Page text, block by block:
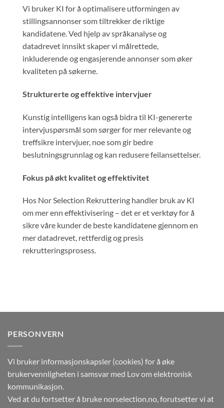
Vi bruker KI for å optimalisere utformingen av
stillingsannonser som tiltrekker de riktige
kandidatene. Ved hjelp av språkanalyse og
datadrevet innsikt skaper vi målrettede,
inkluderende og engasjerende annonser som øker
kvaliteten på søkerne.
Strukturerte og effektive intervjuer
Kunstig intelligens kan også bidra til KI-genererte
intervjuspørsmål som sørger for mer relevante og
treffsikre intervjuer, noe som gir bedre
beslutningsgrunnlag og kan redusere feilansettelser.
Fokus på økt kvalitet og effektivitet
Hos Nor Selection Rekruttering handler bruk av KI
om mer enn effektivisering – det er et verktøy for å
sikre våre kunder de beste kandidatene gjennom en
mer datadrevet, rettferdig og presis
rekrutteringsprosess.
PERSONVERN
Vi bruker informasjonskapsler (cookies) for å øke
brukervennligheten i samsvar med Lov om elektronisk
kommunikasjon.
Ved at du fortsetter å bruke norselection.no, forutsetter vi at